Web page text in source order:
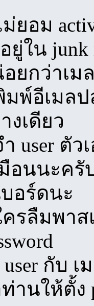
ม่ยอม
ยู่ใน
ยกว่าเม
มพ์อีเมล
งเดียว
ำ user ตั
อนนะครั
อร์ดนะ
ครลืมพาส
user กับ
านให้ตั้ง